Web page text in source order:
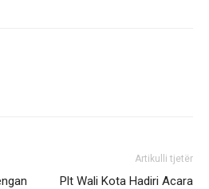
Artikulli tjetër
Plt Wali Kota Hadiri Acara